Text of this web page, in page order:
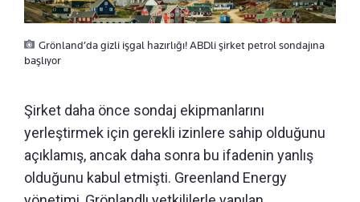
Grönland’da gizli işgal hazırlığı! ABDli şirket petrol sondajına
başlıyor
Şirket daha önce sondaj ekipmanlarını
yerleştirmek için gerekli izinlere sahip olduğunu
açıklamış, ancak daha sonra bu ifadenin yanlış
olduğunu kabul etmişti. Greenland Energy